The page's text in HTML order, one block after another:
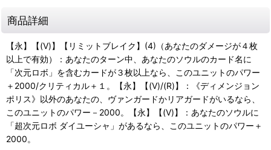
商品詳細
【永】【(V)】【リミットブレイク】(4)（あなたのダメージが４枚
以上で有効）：あなたのターン中、あなたのソウルのカード名に
「次元ロボ」を含むカードが３枚以上なら、このユニットのパワー
＋2000/クリティカル＋１。【永】【(V)/(R)】：《ディメンジョン
ポリス》以外のあなたの、ヴァンガードかリアガードがいるなら、
このユニットのパワー－2000。【永】【(V)】：あなたのソウルに
「超次元ロボ ダイユーシャ」があるなら、このユニットのパワー＋
2000。